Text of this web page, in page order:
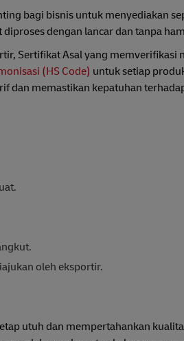
bagi bisnis untuk menyediakan
dengan lancar dan tanpa
Sertifikat Asal yang memverifikasi
(HS Code) untuk setiap
dan memastikan kepatuhan
oleh eksportir.
utuh dan mempertahankan